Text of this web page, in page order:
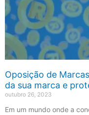
Oposição de
da sua marca e
outubro 26, 2023
Em um mundo onde a